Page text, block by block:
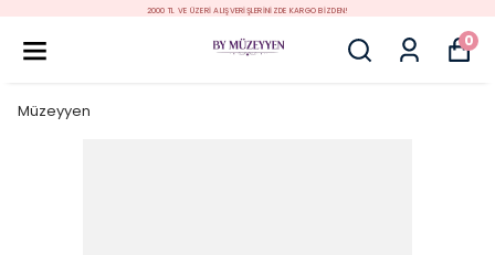
2000 TL VE ÜZERİ ALIŞVERİŞLERİNİZDE KARGO BİZDEN!
0
Müzeyyen